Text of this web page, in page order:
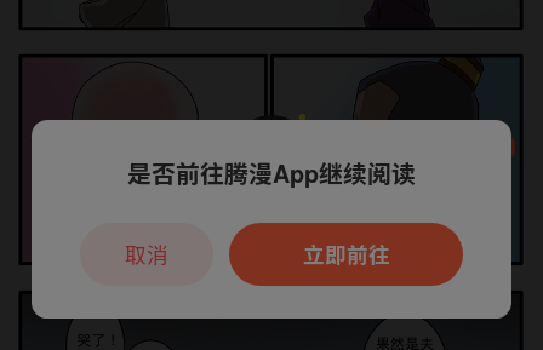
本章节仅支持App阅读，可打开App新用
户7天免费看
是否前往腾漫App继续阅读
立即前往
取消